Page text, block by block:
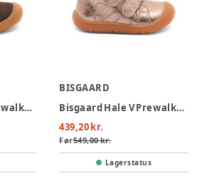
Bisgaard Hale V Prewalker - Dark Brown
BISGAARD
Bisgaard Hale V Prewalker - Rose Gold
439,20 kr.
Før549,00 kr.
Lagerstatus